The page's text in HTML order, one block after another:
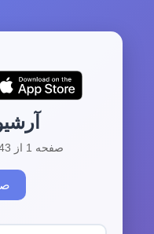
صفحه 1 از 343 | مجموع 3425 آرشیو